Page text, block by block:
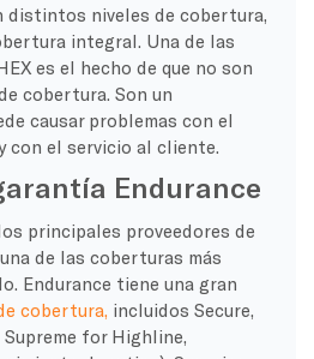
niveles de cobertura,
integral. Una de las
es el hecho de que no son
cobertura. Son un
causar problemas con el
con el servicio al cliente.
Endurance
principales proveedores de
de las coberturas más
Endurance tiene una gran
cobertura, incluidos Secure,
Supreme for Highline,